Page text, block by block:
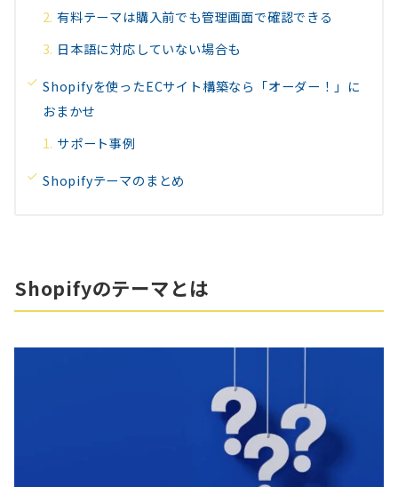
有料テーマは購入前でも管理画面で確認できる
日本語に対応していない場合も
Shopifyを使ったECサイト構築なら「オーダー！」に
おまかせ
サポート事例
Shopifyテーマのまとめ
Shopifyのテーマとは